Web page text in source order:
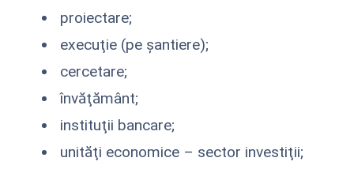
proiectare;
execuţie (pe şantiere);
cercetare;
învăţământ;
instituţii bancare;
unităţi economice – sector investiţii;